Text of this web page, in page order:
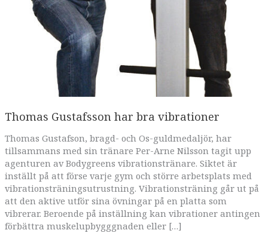
Thomas Gustafsson har bra vibrationer
Thomas Gustafson, bragd- och Os-guldmedaljör, har
tillsammans med sin tränare Per-Arne Nilsson tagit upp
agenturen av Bodygreens vibrationstränare. Siktet är
inställt på att förse varje gym och större arbetsplats med
vibrationsträningsutrustning. Vibrationsträning går ut på
att den aktive utför sina övningar på en platta som
vibrerar. Beroende på inställning kan vibrationer antingen
förbättra muskelupbygggnaden eller […]